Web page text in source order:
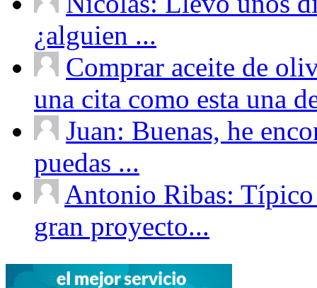
¿alguien ...
Comprar aceite de
una cita como esta una
Juan: Buenas, he
puedas ...
Antonio Ribas: Típico
gran proyecto...